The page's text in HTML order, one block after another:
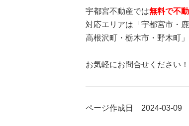
宇都宮不動産では無料で不
対応エリアは「宇都宮市・
高根沢町・栃木市・野木町」
お気軽にお問合せください！
ページ作成日 2024-03-09